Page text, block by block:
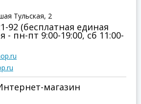
Тульская, 2
92 (бесплатная единая
- пн-пт 9:00-19:00, сб 11:00-
магазин